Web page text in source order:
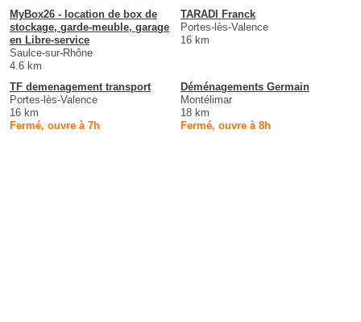
MyBox26 - location de box de
stockage, garde-meuble, garage
en Libre-service
Saulce-sur-Rhône
4.6 km
TARADI Franck
Portes-lès-Valence
16 km
TF demenagement transport
Portes-lès-Valence
16 km
Fermé, ouvre à 7h
Déménagements Germain
Montélimar
18 km
Fermé, ouvre à 8h